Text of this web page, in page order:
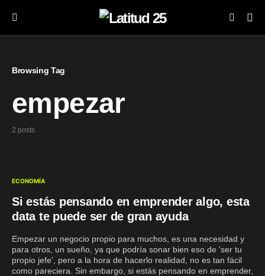
Browsing Tag
empezar
2 posts
ECONOMÍA
Si estás pensando en emprender algo, esta
data te puede ser de gran ayuda
Empezar un negocio propio para muchos, es una necesidad y
para otros, un sueño, ya que podría sonar bien eso de 'ser tu
propio jefe', pero a la hora de hacerlo realidad, no es tan fácil
como pareciera. Sin embargo, si estás pensando en emprender,